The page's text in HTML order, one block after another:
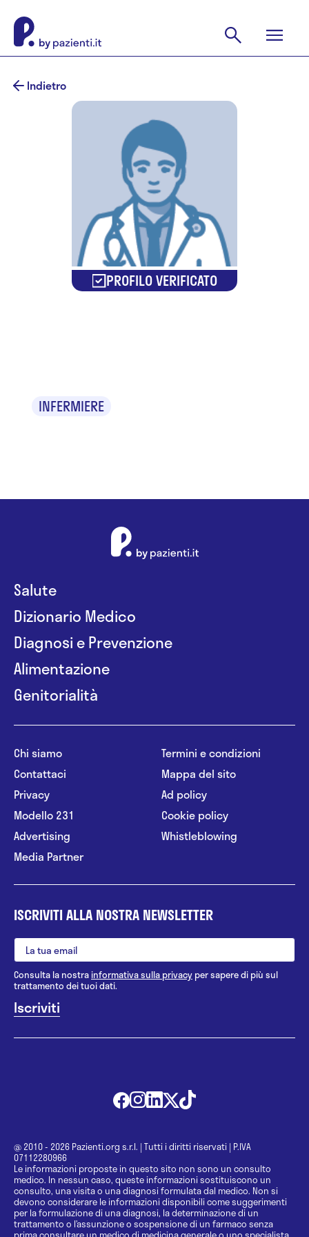
Indietro
PROFILO VERIFICATO
INFERMIERE
Salute
Dizionario Medico
Diagnosi e Prevenzione
Alimentazione
Genitorialità
Chi siamo
Contattaci
Privacy
Modello 231
Advertising
Media Partner
Termini e condizioni
Mappa del sito
Ad policy
Cookie policy
Whistleblowing
ISCRIVITI ALLA NOSTRA NEWSLETTER
Consulta la nostrainformativa sulla privacy per sapere di più sul
trattamento dei tuoi dati.
@ 2010 - 2026 Pazienti.org s.r.l. | Tutti i diritti riservati | P.IVA
07112280966
Le informazioni proposte in questo sito non sono un consulto
medico. In nessun caso, queste informazioni sostituiscono un
consulto, una visita o una diagnosi formulata dal medico. Non si
devono considerare le informazioni disponibili come suggerimenti
per la formulazione di una diagnosi, la determinazione di un
trattamento o l’assunzione o sospensione di un farmaco senza